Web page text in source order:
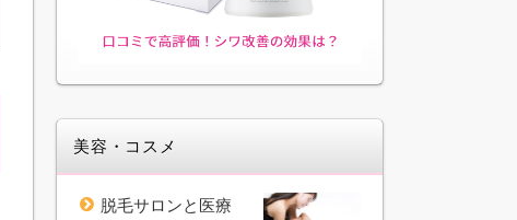
美容・コスメ
脱毛サロンと医療